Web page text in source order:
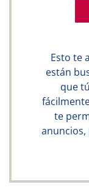
Esto te
están
que
te